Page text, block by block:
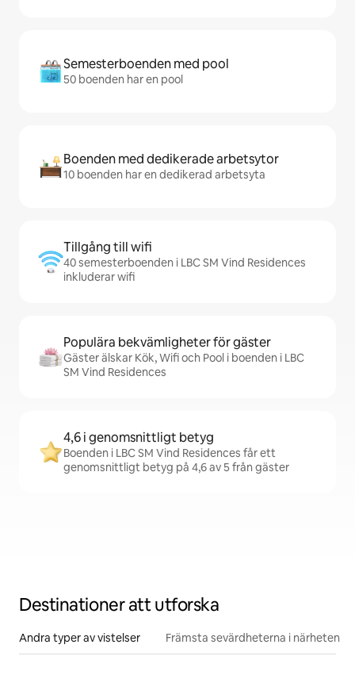
Semesterboenden med pool
50 boenden har en pool
Boenden med dedikerade arbetsytor
10 boenden har en dedikerad arbetsyta
Tillgång till wifi
40 semesterboenden i LBC SM Vind Residences
inkluderar wifi
Populära bekvämligheter för gäster
Gäster älskar Kök, Wifi och Pool i boenden i LBC
SM Vind Residences
4,6 i genomsnittligt betyg
Boenden i LBC SM Vind Residences får ett
genomsnittligt betyg på 4,6 av 5 från gäster
Destinationer att utforska
Andra typer av vistelser Främsta sevärdheterna i närheten